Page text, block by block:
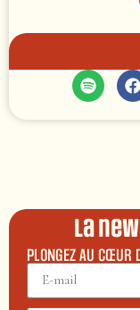
La
PLONGEZ AU CŒUR